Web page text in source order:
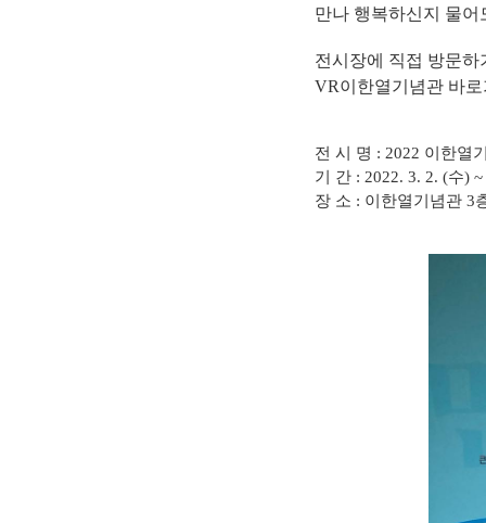
만나 행복하신지 물
전시장에 직접 방문
VR이한열기념관 바
전 시 명 : 2022 이한열
기 간 : 2022. 3. 2. (수) ~
장 소 : 이한열기념관 3